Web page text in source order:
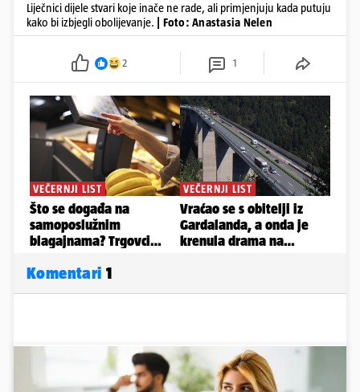
Liječnici dijele stvari koje inače ne rade, ali primjenjuju kada putuju
kako bi izbjegli obolijevanje.
| Foto: Anastasia Nelen
2 1
Komentari 1